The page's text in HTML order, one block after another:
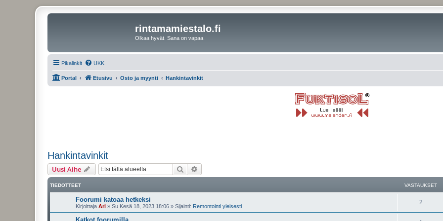
rintamamiestalo.fi
Olkaa hyvät. Sana on vapaa.
Pikalinkit UKK
Portal Etusivu Osto ja myynti Hankintavinkit
Hankintavinkit
Uusi Aihe Etsi
TIEDOTTEET VASTAUKSET
Foorumi katoaa hetkeksi
Kirjoittaja Ari » Su Kesä 18, 2023 18:06 » Sijainti: Remontointi yleisesti
2
Katkot foorumilla